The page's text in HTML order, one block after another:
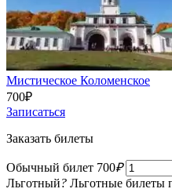
Мистическое Коломенское
700₽
Записаться
Заказать билеты
Обычный билет 700₽
Льготный? Льготные билеты